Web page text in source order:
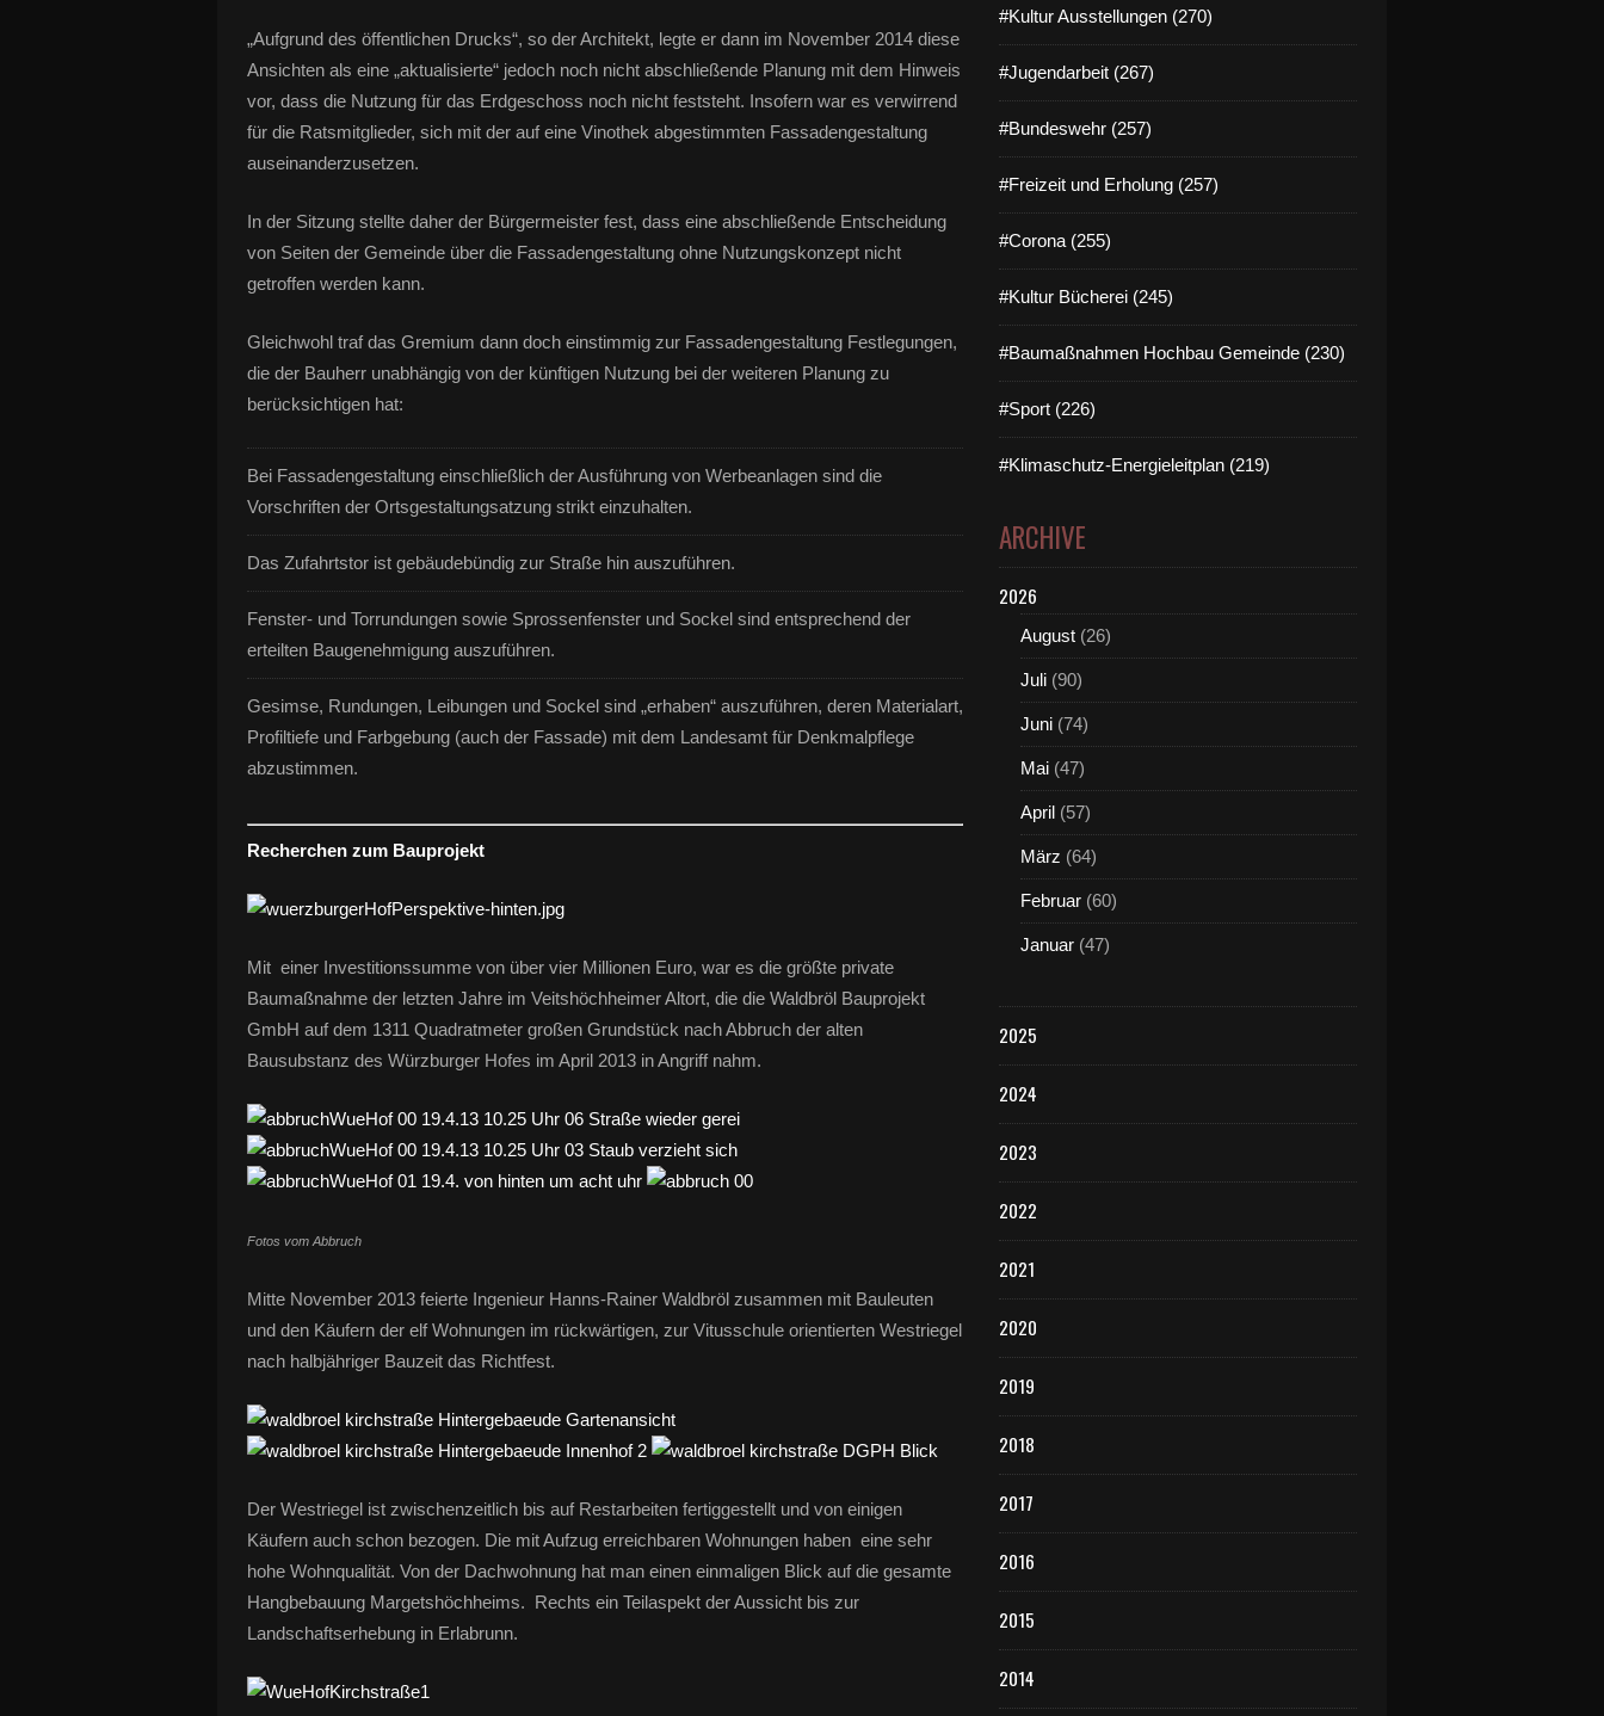
„Aufgrund des öffentlichen Drucks“, so der Architekt, legte er dann im November 2014 diese
Ansichten als eine „aktualisierte“ jedoch noch nicht abschließende Planung mit dem Hinweis
vor, dass die Nutzung für das Erdgeschoss noch nicht feststeht. Insofern war es verwirrend
für die Ratsmitglieder, sich mit der auf eine Vinothek abgestimmten Fassadengestaltung
auseinanderzusetzen.
In der Sitzung stellte daher der Bürgermeister fest, dass eine abschließende Entscheidung
von Seiten der Gemeinde über die Fassadengestaltung ohne Nutzungskonzept nicht
getroffen werden kann.
Gleichwohl traf das Gremium dann doch einstimmig zur Fassadengestaltung Festlegungen,
die der Bauherr unabhängig von der künftigen Nutzung bei der weiteren Planung zu
berücksichtigen hat:
Bei Fassadengestaltung einschließlich der Ausführung von Werbeanlagen sind die
Vorschriften der Ortsgestaltungsatzung strikt einzuhalten.
Das Zufahrtstor ist gebäudebündig zur Straße hin auszuführen.
Fenster- und Torrundungen sowie Sprossenfenster und Sockel sind entsprechend der
erteilten Baugenehmigung auszuführen.
Gesimse, Rundungen, Leibungen und Sockel sind „erhaben“ auszuführen, deren Materialart,
Profiltiefe und Farbgebung (auch der Fassade) mit dem Landesamt für Denkmalpflege
abzustimmen.
Recherchen zum Bauprojekt
Mit einer Investitionssumme von über vier Millionen Euro, war es die größte private
Baumaßnahme der letzten Jahre im Veitshöchheimer Altort, die die Waldbröl Bauprojekt
GmbH auf dem 1311 Quadratmeter großen Grundstück nach Abbruch der alten
Bausubstanz des Würzburger Hofes im April 2013 in Angriff nahm.
Fotos vom Abbruch
Mitte November 2013 feierte Ingenieur Hanns-Rainer Waldbröl zusammen mit Bauleuten
und den Käufern der elf Wohnungen im rückwärtigen, zur Vitusschule orientierten Westriegel
nach halbjähriger Bauzeit das Richtfest.
Der Westriegel ist zwischenzeitlich bis auf Restarbeiten fertiggestellt und von einigen
Käufern auch schon bezogen. Die mit Aufzug erreichbaren Wohnungen haben eine sehr
hohe Wohnqualität. Von der Dachwohnung hat man einen einmaligen Blick auf die gesamte
Hangbebauung Margetshöchheims. Rechts ein Teilaspekt der Aussicht bis zur
Landschaftserhebung in Erlabrunn.
#Kultur Ausstellungen (270)
#Jugendarbeit (267)
#Bundeswehr (257)
#Freizeit und Erholung (257)
#Corona (255)
#Kultur Bücherei (245)
#Baumaßnahmen Hochbau Gemeinde (230)
#Sport (226)
#Klimaschutz-Energieleitplan (219)
ARCHIVE
2026
August (26)
Juli (90)
Juni (74)
Mai (47)
April (57)
März (64)
Februar (60)
Januar (47)
2025
2024
2023
2022
2021
2020
2019
2018
2017
2016
2015
2014